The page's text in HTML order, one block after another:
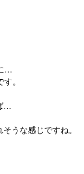
…
。
…
うな感じですね。